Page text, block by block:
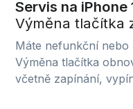
Servis na iPhone
Výměna tlačítka
Máte nefunkční
Výměna tlačítka
včetně zapínání,